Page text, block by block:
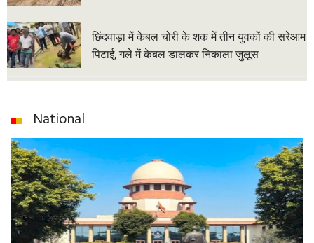
छिंदवाड़ा में केबल चोरी के शक में तीन युवकों की सरेआम
पिटाई, गले में केबल डालकर निकाला जुलूस
National